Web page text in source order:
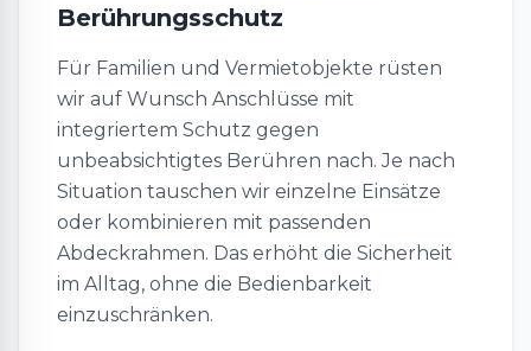
Berührungsschutz
Für Familien und Vermietobjekte rüsten
wir auf Wunsch Anschlüsse mit
integriertem Schutz gegen
unbeabsichtigtes Berühren nach. Je nach
Situation tauschen wir einzelne Einsätze
oder kombinieren mit passenden
Abdeckrahmen. Das erhöht die Sicherheit
im Alltag, ohne die Bedienbarkeit
einzuschränken.